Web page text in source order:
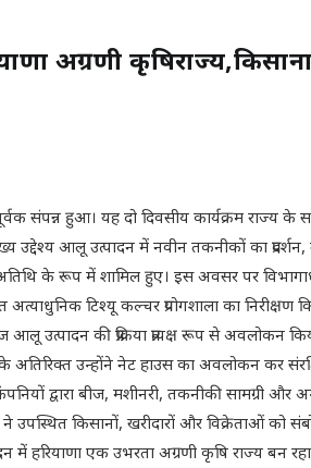
अग्रणी
संपन्न हुआ। यह दो दिवसीय कार्यक्रम राज्य के
उद्देश्य आलू उत्पादन में नवीन तकनीकों का
के रूप में शामिल हुए। इस अवसर पर
अत्याधुनिक टिश्यू कल्चर प्रयोगशाला का
की प्रक्रिया प्रत्यक्ष रूप से अवलोकन
अतिरिक्त उन्होंने नेट हाउस का अवलोकन कर
द्वारा बीज, मशीनरी, तकनीकी सामग्री
ने उपस्थित किसानों, खरीदारों और
एक उभरता अग्रणी कृषि राज्य बन